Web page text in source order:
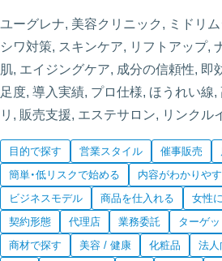
ユーグレナ, 美容クリニック, ミドリ
シワ対策, スキンケア, リフトアップ,
肌, エイジングケア, 成分の信頼性, 即
足度, 導入実績, プロ仕様, ほうれい線
リ, 販売支援, エステサロン, リンクル
目的で探す 営業スタイル 催事販売
簡単・低リスクで始める
内容がわかりや
ビジネスモデル
商品を仕入れる 女性
契約形態
代理店 業務委託 ターゲ
商材で探す
美容 / 健康 化粧品 法人